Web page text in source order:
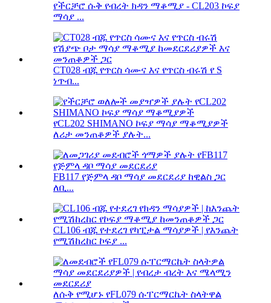
የችርቻሮ ሱቅ የብረት ክዳን ማቆሚያ - CL203 ኮፍያ
ማሳያ ...
CT028 ብጁ የጥርስ ሳሙና እና የጥርስ ብሩሽ የ S
ነጥብ...
የCL202 SHIMANO ኮፍያ ማሳያ ማቆሚያዎች
ለሪታ መንጠቆዎች ያሉት...
FB117 የጅምላ ዳቦ ማሳያ መደርደሪያ ከዊልስ ጋር
ለቢ...
CL106 ብጁ የተደረገ የካፒታል ማሳያዎች | የእንጨት
የሚሽከረከር ኮፍያ ...
ለሱቅ የሚሆኑ የFL079 ሱፐርማርኬት ስላትዋል